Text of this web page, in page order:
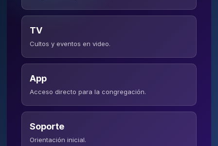
TV
Cultos y eventos en video.
App
Acceso directo para la congregación.
Soporte
Orientación inicial.